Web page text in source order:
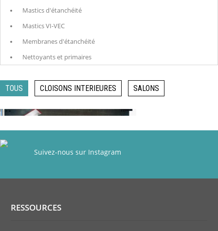
Mastics d'étanchéité
Mastics VI-VEC
Membranes d'étanchéité
Nettoyants et primaires
TOUS CLOISONS INTERIEURES SALONS
Suivez-nous sur Instagram
RESSOURCES